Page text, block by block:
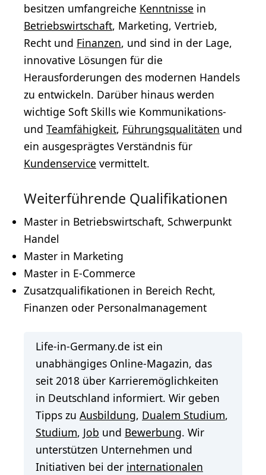
besitzen umfangreiche Kenntnisse in
Betriebswirtschaft, Marketing, Vertrieb,
Recht und Finanzen, und sind in der Lage,
innovative Lösungen für die
Herausforderungen des modernen Handels
zu entwickeln. Darüber hinaus werden
wichtige Soft Skills wie Kommunikations-
und Teamfähigkeit, Führungsqualitäten und
ein ausgesprägtes Verständnis für
Kundenservice vermittelt.
Weiterführende Qualifikationen
Master in Betriebswirtschaft, Schwerpunkt
Handel
Master in Marketing
Master in E-Commerce
Zusatzqualifikationen in Bereich Recht,
Finanzen oder Personalmanagement
Life-in-Germany.de ist ein
unabhängiges Online-Magazin, das
seit 2018 über Karrieremöglichkeiten
in Deutschland informiert. Wir geben
Tipps zu Ausbildung, Dualem Studium,
Studium, Job und Bewerbung. Wir
unterstützen Unternehmen und
Initiativen bei der internationalen